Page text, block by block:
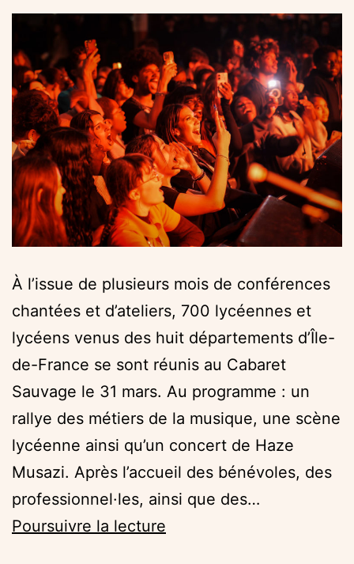
À l’issue de plusieurs mois de conférences
chantées et d’ateliers, 700 lycéennes et
lycéens venus des huit départements d’Île-
de-France se sont réunis au Cabaret
Sauvage le 31 mars. Au programme : un
rallye des métiers de la musique, une scène
lycéenne ainsi qu’un concert de Haze
Musazi. Après l’accueil des bénévoles, des
professionnel·les, ainsi que des…
Poursuivre la lecture